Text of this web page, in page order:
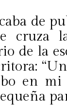
de
cruza
de la
en